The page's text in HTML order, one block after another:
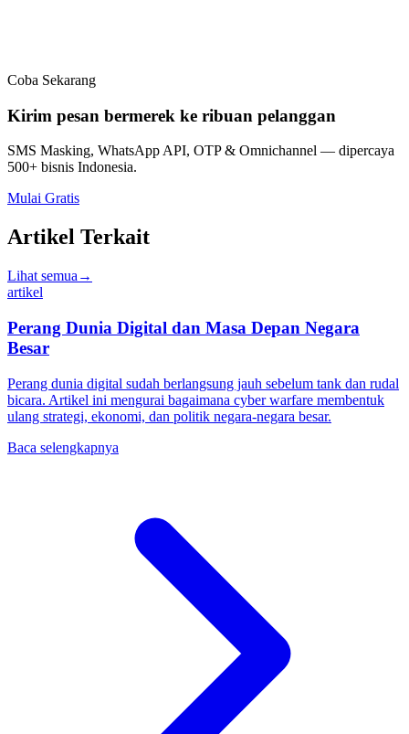
Coba Sekarang
Kirim pesan bermerek ke ribuan pelanggan
SMS Masking, WhatsApp API, OTP & Omnichannel — dipercaya
500+ bisnis Indonesia.
Mulai Gratis
Artikel Terkait
Lihat semua →
artikel
Perang Dunia Digital dan Masa Depan Negara
Besar
Perang dunia digital sudah berlangsung jauh sebelum tank dan rudal
bicara. Artikel ini mengurai bagaimana cyber warfare membentuk
ulang strategi, ekonomi, dan politik negara-negara besar.
Baca selengkapnya